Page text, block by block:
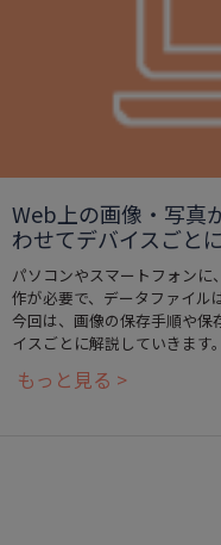
Web上の画像・写真
わせてデバイスごと
パソコンやスマートフォン
作が必要で、データファイル
今回は、画像の保存手順や保
イスごとに解説していきます
もっと見る >